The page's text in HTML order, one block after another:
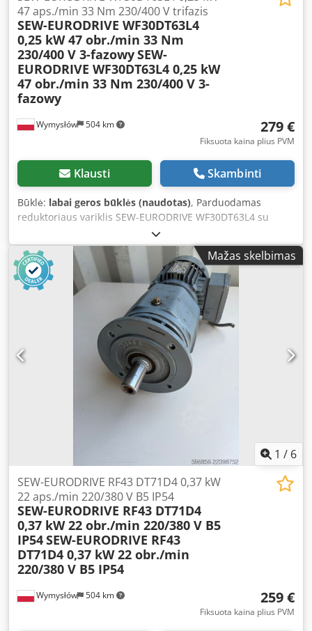
Wymysłów 504 km
47 aps./min 33 Nm 230/400 V trifazis
SEW-EURODRIVE WF30DT63L4
0,25 kW 47 obr./min 33 Nm
230/400 V 3-fazowySEW-
EURODRIVE WF30DT63L4 0,25 kW
47 obr./min 33 Nm 230/400 V 3-
fazowy
279 €
Fiksuota kaina plius PVM
Klausti Skambinti
Būklė: labai geros būklės (naudotas), Parduodamas
reduktoriaus variklis SEW-EURODRIVE WF30DT63L4 su
trifaze elektros varikliu, kurio galia – 0,25 kW. Įrenginys yra
visiškai veikiantis, patikrintas ir paruoštas naudoti.
Techninė ir vizualinė būklė gera. Matomi normalūs
dėvėjimosi požymiai, atsiradę eksploatacijos metu. Patvari
SEW-EURODRIVE pavarų dėžė užtikrina patikimą veikimą ir
puikiai tinka konvejeriams, dozatoriams, pakavimo
mašinoms, gamybos linijoms ir kitoms pramoninėms
reikmėms. Techniniai duomenys: Gamintojas: SEW-
EURODRIVE Tipas: WF30DT63L4 Variklio galia: 0,25 kW
Maitinimas: 3× 230Δ / 400Y V Variklio greitis: 1300
aps./min. Išėjimo greitis: 47 aps./min. Sukimo momentas:
33 Nm Darbo režimas: S1 Srovė: 1,19 / 0,68 A Dažnis: 50 Hz
Galios koeficientas: cos φ 0,81 Apsaugos klasė: IP54
Mažas skelbimas
1 / 6
Wymysłów 504 km
SEW-EURODRIVE RF43 DT71D4 0,37 kW
22 aps./min 220/380 V B5 IP54
SEW-EURODRIVE RF43 DT71D4
0,37 kW 22 obr./min 220/380 V B5
IP54SEW-EURODRIVE RF43
DT71D4 0,37 kW 22 obr./min
220/380 V B5 IP54
259 €
Fiksuota kaina plius PVM